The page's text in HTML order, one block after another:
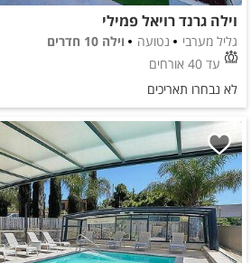
וילה גרנד רויאל פמילי
גליל מערבי נטועה
וילה 10 חדרים
עד 40 אורחים
לא נבחרו תאריכים